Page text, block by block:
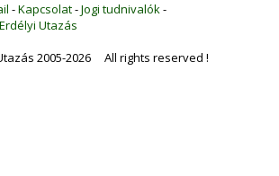
-Kapcsolat-Jogi tudnivalók -
Erdélyi Utazás
2005-2026 All rights reserved !